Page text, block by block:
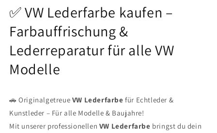
✅ VW Lederfarbe kaufen –
Farbauffrischung &
Lederreparatur für alle VW
Modelle
🚗 Originalgetreue VW Lederfarbe für Echtleder &
Kunstleder – Für alle Modelle & Baujahre!
Mit unserer professionellen VW Lederfarbe bringst du dein